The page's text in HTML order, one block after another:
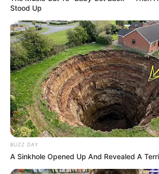
Stood Up
BUZZ DAY
A Sinkhole Opened Up And Revealed A